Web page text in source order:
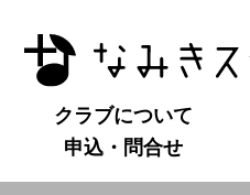
クラブについて
申込・問合せ